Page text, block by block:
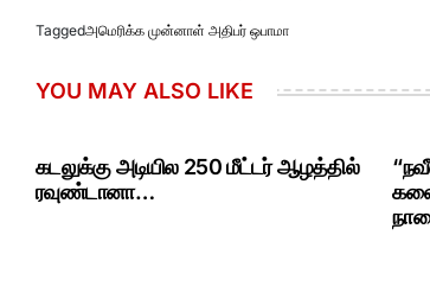
Taggedஅமெரிக்க முன்னாள் அதிபர் ஒபாமா
YOU MAY ALSO LIKE
கடலுக்கு அடியில 250 மீட்டர் ஆழத்தில்
ரவுண்டானா…